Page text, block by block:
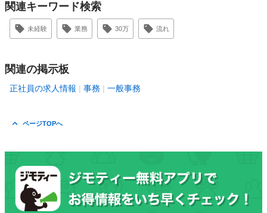
関連キーワード検索
未経験 業務 30万 流れ
関連の掲示板
正社員の求人情報 事務 一般事務
ページTOPへ